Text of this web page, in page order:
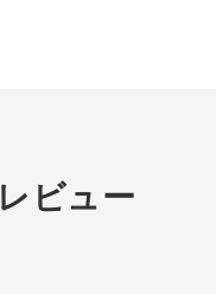
レビュー